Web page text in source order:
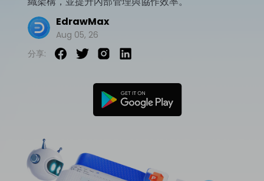
平面圖
其他用途
Visio替代方案
文章内容
各種商務圖表範例 >
支援中心
支援中心 >
EdrawMax
EdrawMax
Aug 05, 26
分享: